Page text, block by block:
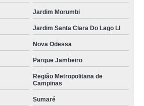
Jardim Morumbi
Jardim Santa Clara Do Lago Ll
Nova Odessa
Parque Jambeiro
Região Metropolitana de
Campinas
Sumaré